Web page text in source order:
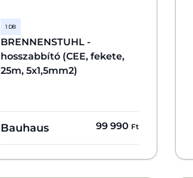
1 DB
BRENNENSTUHL -
hosszabbító (CEE, fekete,
25m, 5x1,5mm2)
Bauhaus 99 990 Ft